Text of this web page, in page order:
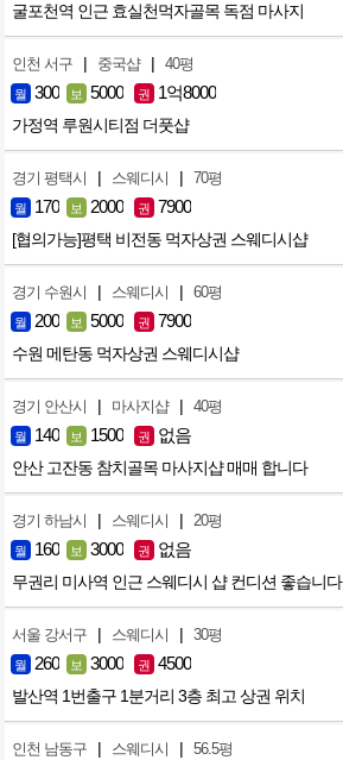
굴포천역 인근 효실천먹자골목 독점 마사지
인천 서구 | 중국샵 | 40평
월 300 보 5000 권 1억8000
가정역 루원시티점 더풋샵
경기 평택시 | 스웨디시 | 70평
월 170 보 2000 권 7900
[협의가능]평택 비전동 먹자상권 스웨디시샵
경기 수원시 | 스웨디시 | 60평
월 200 보 5000 권 7900
수원 메탄동 먹자상권 스웨디시샵
경기 안산시 | 마사지샵 | 40평
월 140 보 1500 권 없음
안산 고잔동 참치골목 마사지샵 매매 합니다
경기 하남시 | 스웨디시 | 20평
월 160 보 3000 권 없음
무권리 미사역 인근 스웨디시 샵 컨디션 좋습니다
서울 강서구 | 스웨디시 | 30평
월 260 보 3000 권 4500
발산역 1번출구 1분거리 3층 최고 상권 위치
인천 남동구 | 스웨디시 | 56.5평